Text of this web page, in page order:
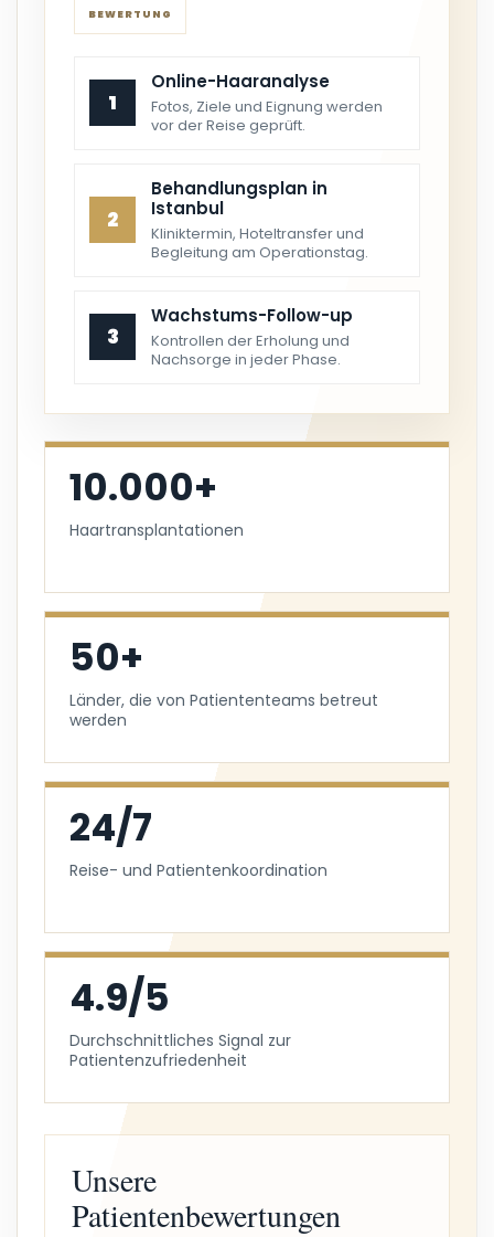
BEWERTUNG
1
Online-Haaranalyse
Fotos, Ziele und Eignung werden
vor der Reise geprüft.
2
Behandlungsplan in
Istanbul
Kliniktermin, Hoteltransfer und
Begleitung am Operationstag.
3
Wachstums-Follow-up
Kontrollen der Erholung und
Nachsorge in jeder Phase.
10.000+
Haartransplantationen
50+
Länder, die von Patiententeams betreut
werden
24/7
Reise- und Patientenkoordination
4.9/5
Durchschnittliches Signal zur
Patientenzufriedenheit
Unsere
Patientenbewertungen